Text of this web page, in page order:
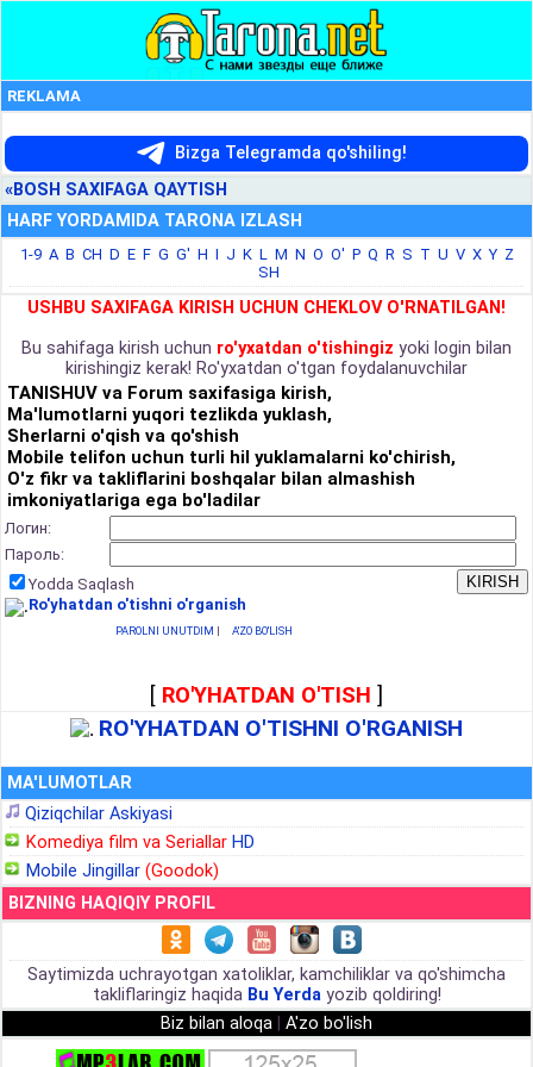
REKLAMA
Bizga Telegramda qo'shiling!
«BOSH SAXIFAGA QAYTISH
HARF YORDAMIDA TARONA IZLASH
1-9 A B CH D E F G G' H I J K L M N O O' P Q R S T U V X Y Z
SH
USHBU SAXIFAGA KIRISH UCHUN CHEKLOV O'RNATILGAN!
Bu sahifaga kirish uchun ro'yxatdan o'tishingiz yoki login bilan
kirishingiz kerak! Ro'yxatdan o'tgan foydalanuvchilar
TANISHUV va Forum saxifasiga kirish,
Ma'lumotlarni yuqori tezlikda yuklash,
Sherlarni o'qish va qo'shish
Mobile telifon uchun turli hil yuklamalarni ko'chirish,
O'z fikr va takliflarini boshqalar bilan almashish
imkoniyatlariga ega bo'ladilar
Логин:
Пароль:
Yodda Saqlash
Ro'yhatdan o'tishni o'rganish
PAROLNI UNUTDIM | A'ZO BO'LISH
[ RO'YHATDAN O'TISH ]
RO'YHATDAN O'TISHNI O'RGANISH
MA'LUMOTLAR
Qiziqchilar Askiyasi
Komediya film va Seriallar HD
Mobile Jingillar (Goodok)
BIZNING HAQIQIY PROFIL
Saytimizda uchrayotgan xatoliklar, kamchiliklar va qo'shimcha
takliflaringiz haqida Bu Yerdayozib qoldiring!
Biz bilan aloqa
A'zo bo'lish